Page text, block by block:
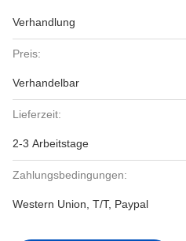
Verhandlung
Preis:
Verhandelbar
Lieferzeit:
2-3 Arbeitstage
Zahlungsbedingungen:
Western Union, T/T, Paypal